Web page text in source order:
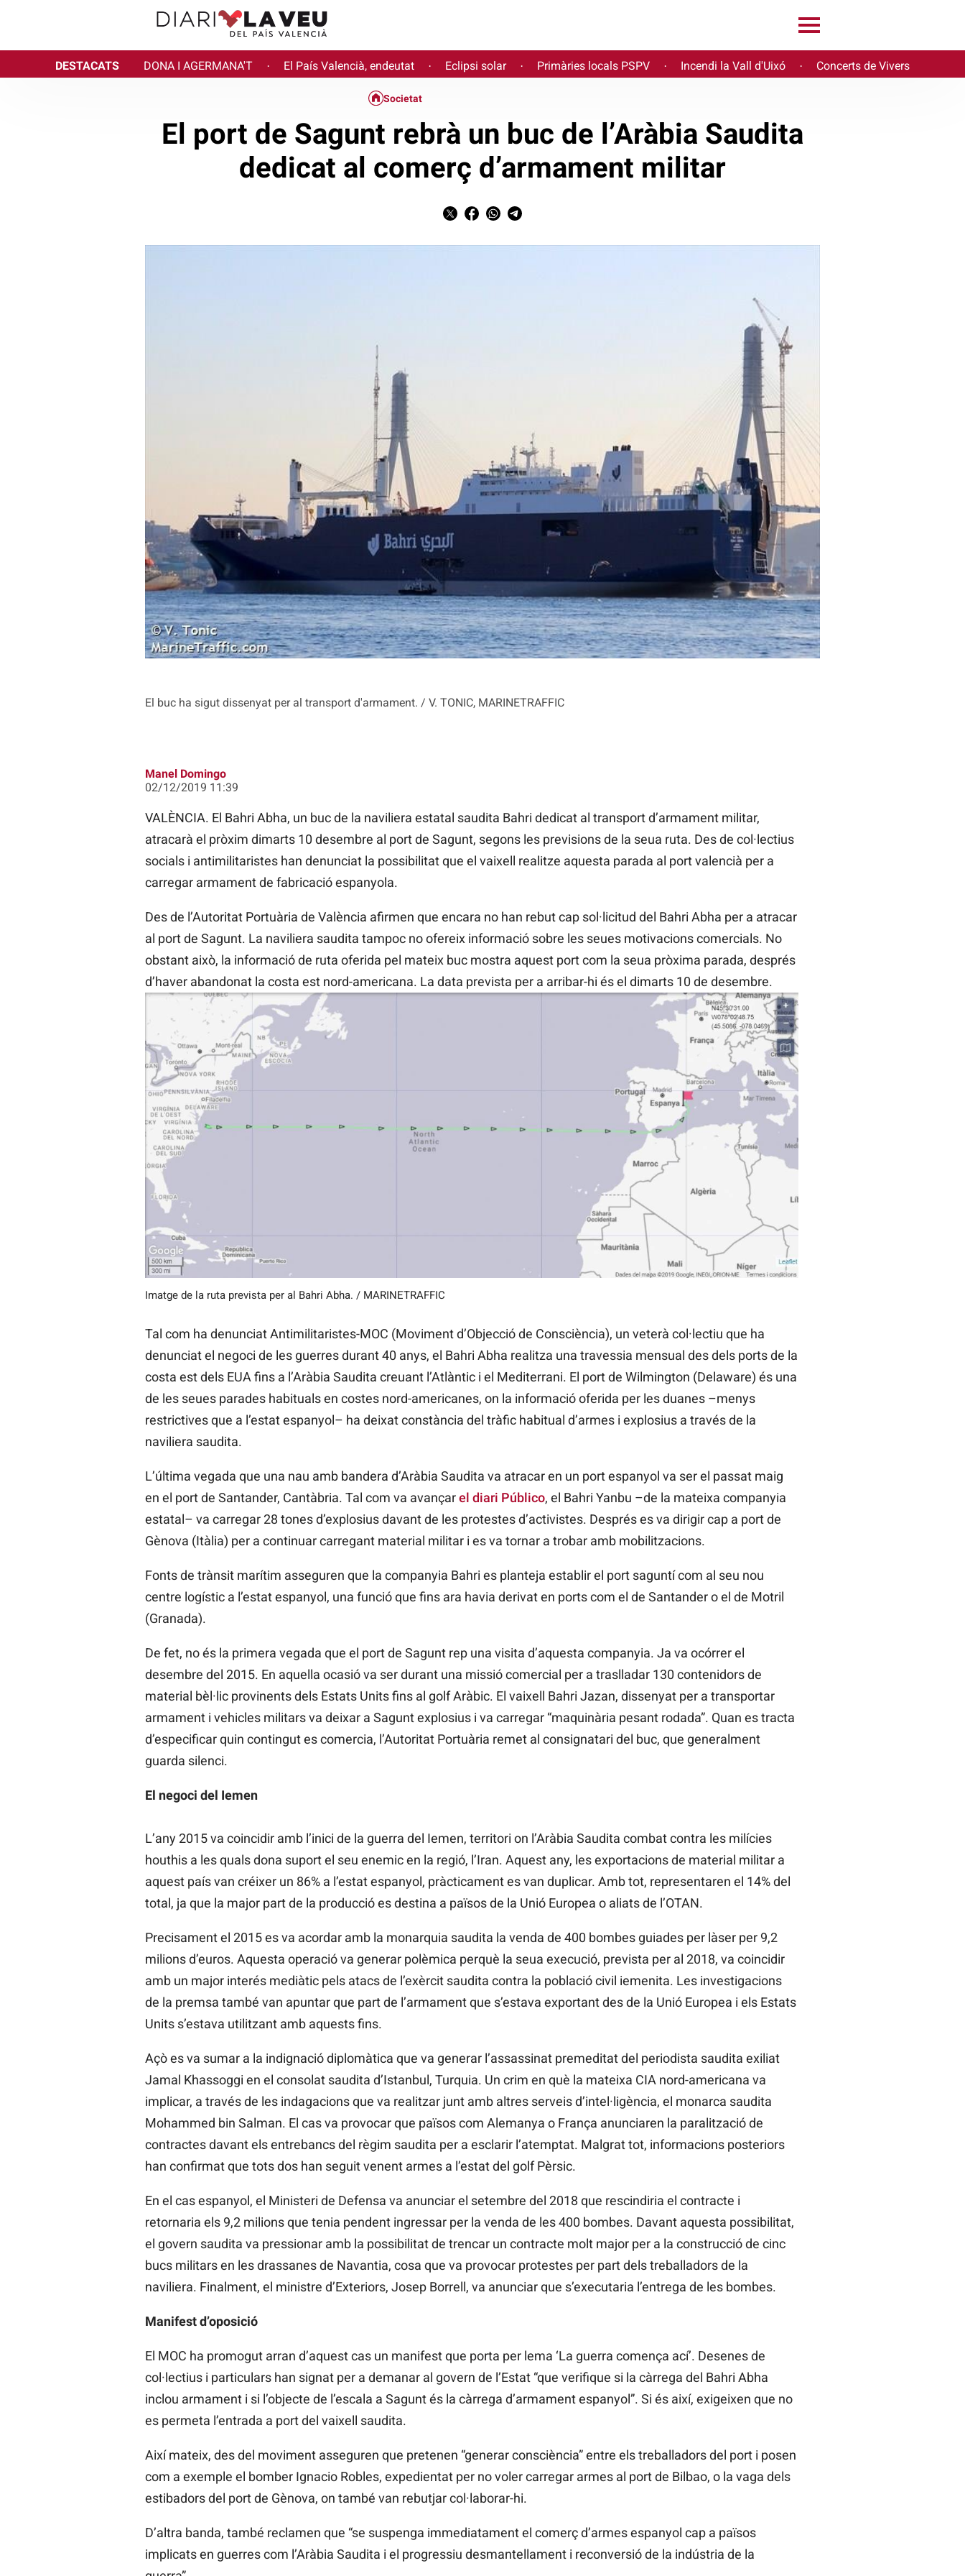
DESTACATS DONA I AGERMANA'T · El País Valencià, endeutat · Eclipsi solar · Primàries locals PSPV · Incendi la Vall d'Uixó · Concerts de Vivers
El buc ha sigut dissenyat per al transport d'armament. / V. TONIC, MARINETRAFFIC
Societat
El port de Sagunt rebrà un buc de l’Aràbia Saudita
dedicat al comerç d’armament militar
Manel Domingo
02/12/2019 11:39
VALÈNCIA. El Bahri Abha, un buc de la naviliera estatal saudita Bahri dedicat al transport d’armament militar,
atracarà el pròxim dimarts 10 desembre al port de Sagunt, segons les previsions de la seua ruta. Des de col·lectius
socials i antimilitaristes han denunciat la possibilitat que el vaixell realitze aquesta parada al port valencià per a
carregar armament de fabricació espanyola.
Des de l’Autoritat Portuària de València afirmen que encara no han rebut cap sol·licitud del Bahri Abha per a atracar
al port de Sagunt. La naviliera saudita tampoc no ofereix informació sobre les seues motivacions comercials. No
obstant això, la informació de ruta oferida pel mateix buc mostra aquest port com la seua pròxima parada, després
d’haver abandonat la costa est nord-americana. La data prevista per a arribar-hi és el dimarts 10 de desembre.
Imatge de la ruta prevista per al Bahri Abha. / MARINETRAFFIC
Tal com ha denunciat Antimilitaristes-MOC (Moviment d’Objecció de Consciència), un veterà col·lectiu que ha
denunciat el negoci de les guerres durant 40 anys, el Bahri Abha realitza una travessia mensual des dels ports de la
costa est dels EUA fins a l’Aràbia Saudita creuant l’Atlàntic i el Mediterrani. El port de Wilmington (Delaware) és una
de les seues parades habituals en costes nord-americanes, on la informació oferida per les duanes –menys
restrictives que a l’estat espanyol– ha deixat constància del tràfic habitual d’armes i explosius a través de la
naviliera saudita.
L’última vegada que una nau amb bandera d’Aràbia Saudita va atracar en un port espanyol va ser el passat maig
en el port de Santander, Cantàbria. Tal com va avançarel diari Público, el Bahri Yanbu –de la mateixa companyia
estatal– va carregar 28 tones d’explosius davant de les protestes d’activistes. Després es va dirigir cap a port de
Gènova (Itàlia) per a continuar carregant material militar i es va tornar a trobar amb mobilitzacions.
Fonts de trànsit marítim asseguren que la companyia Bahri es planteja establir el port saguntí com al seu nou
centre logístic a l’estat espanyol, una funció que fins ara havia derivat en ports com el de Santander o el de Motril
(Granada).
De fet, no és la primera vegada que el port de Sagunt rep una visita d’aquesta companyia. Ja va ocórrer el
desembre del 2015. En aquella ocasió va ser durant una missió comercial per a traslladar 130 contenidors de
material bèl·lic provinents dels Estats Units fins al golf Aràbic. El vaixell Bahri Jazan, dissenyat per a transportar
armament i vehicles militars va deixar a Sagunt explosius i va carregar “maquinària pesant rodada”. Quan es tracta
d’especificar quin contingut es comercia, l’Autoritat Portuària remet al consignatari del buc, que generalment
guarda silenci.
El negoci del Iemen
L’any 2015 va coincidir amb l’inici de la guerra del Iemen, territori on l’Aràbia Saudita combat contra les milícies
houthis a les quals dona suport el seu enemic en la regió, l’Iran. Aquest any, les exportacions de material militar a
aquest país van créixer un 86% a l’estat espanyol, pràcticament es van duplicar. Amb tot, representaren el 14% del
total, ja que la major part de la producció es destina a països de la Unió Europea o aliats de l’OTAN.
Precisament el 2015 es va acordar amb la monarquia saudita la venda de 400 bombes guiades per làser per 9,2
milions d’euros. Aquesta operació va generar polèmica perquè la seua execució, prevista per al 2018, va coincidir
amb un major interés mediàtic pels atacs de l’exèrcit saudita contra la població civil iemenita. Les investigacions
de la premsa també van apuntar que part de l’armament que s’estava exportant des de la Unió Europea i els Estats
Units s’estava utilitzant amb aquests fins.
Açò es va sumar a la indignació diplomàtica que va generar l’assassinat premeditat del periodista saudita exiliat
Jamal Khassoggi en el consolat saudita d’Istanbul, Turquia. Un crim en què la mateixa CIA nord-americana va
implicar, a través de les indagacions que va realitzar junt amb altres serveis d’intel·ligència, el monarca saudita
Mohammed bin Salman. El cas va provocar que països com Alemanya o França anunciaren la paralització de
contractes davant els entrebancs del règim saudita per a esclarir l’atemptat. Malgrat tot, informacions posteriors
han confirmat que tots dos han seguit venent armes a l’estat del golf Pèrsic.
En el cas espanyol, el Ministeri de Defensa va anunciar el setembre del 2018 que rescindiria el contracte i
retornaria els 9,2 milions que tenia pendent ingressar per la venda de les 400 bombes. Davant aquesta possibilitat,
el govern saudita va pressionar amb la possibilitat de trencar un contracte molt major per a la construcció de cinc
bucs militars en les drassanes de Navantia, cosa que va provocar protestes per part dels treballadors de la
naviliera. Finalment, el ministre d’Exteriors, Josep Borrell, va anunciar que s’executaria l’entrega de les bombes.
Manifest d’oposició
El MOC ha promogut arran d’aquest cas un manifest que porta per lema ‘La guerra comença ací’. Desenes de
col·lectius i particulars han signat per a demanar al govern de l’Estat “que verifique si la càrrega del Bahri Abha
inclou armament i si l’objecte de l’escala a Sagunt és la càrrega d’armament espanyol”. Si és així, exigeixen que no
es permeta l’entrada a port del vaixell saudita.
Així mateix, des del moviment asseguren que pretenen “generar consciència” entre els treballadors del port i posen
com a exemple el bomber Ignacio Robles, expedientat per no voler carregar armes al port de Bilbao, o la vaga dels
estibadors del port de Gènova, on també van rebutjar col·laborar-hi.
D’altra banda, també reclamen que “se suspenga immediatament el comerç d’armes espanyol cap a països
implicats en guerres com l’Aràbia Saudita i el progressiu desmantellament i reconversió de la indústria de la